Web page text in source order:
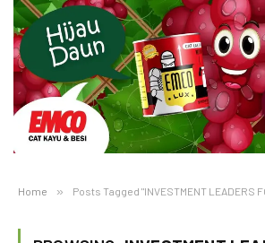
Home » Posts Tagged "INVESTMENT LEADERS